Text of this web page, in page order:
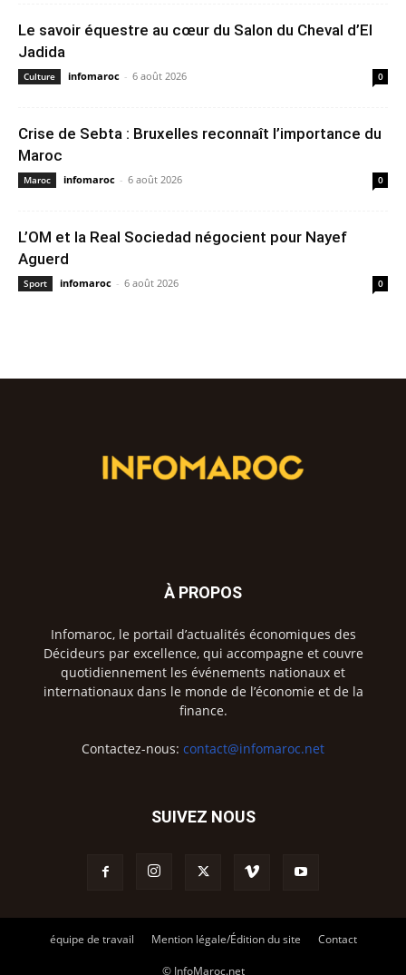
Le savoir équestre au cœur du Salon du Cheval d’El
Jadida
Culture infomaroc - 6 août 2026 0
Crise de Sebta : Bruxelles reconnaît l’importance du
Maroc
Maroc infomaroc - 6 août 2026 0
L’OM et la Real Sociedad négocient pour Nayef
Aguerd
Sport infomaroc - 6 août 2026 0
À PROPOS
Infomaroc, le portail d’actualités économiques des
Décideurs par excellence, qui accompagne et couvre
quotidiennement les événements nationaux et
internationaux dans le monde de l’économie et de la
finance.
Contactez-nous: contact@infomaroc.net
SUIVEZ NOUS
équipe de travail Mention légale/Édition du site Contact
© InfoMaroc.net